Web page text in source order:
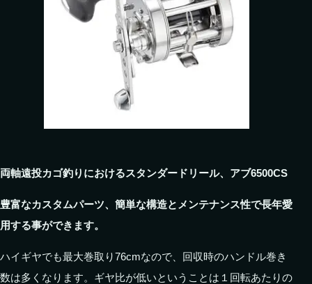
両軸遠投カゴ釣りにおけるスタンダードリール、アブ6500CS
豊富なカスタムパーツ、簡単な構造とメンテナンス性で長年愛
用する事ができます。
ハイギヤでも最大巻取り76cmなので、回収時のハンドル巻き
数は多くなります。ギヤ比が低いということは１回転あたりの